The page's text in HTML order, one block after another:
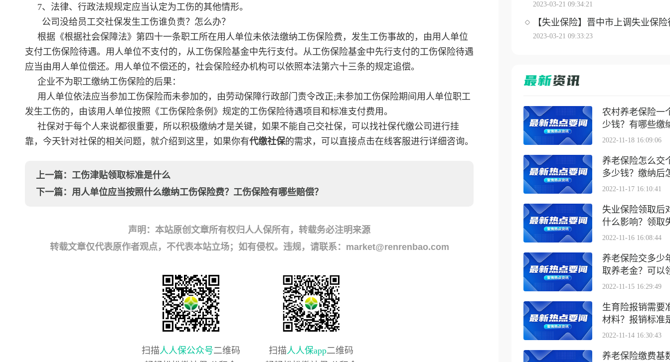
7、法律、行政法规规定应当认定为工伤的其他情形。
公司没给员工交社保发生工伤谁负责？怎么办？
根据《根据社会保障法》第四十一条职工所在用人单位未依法缴纳工伤保险费，发生工伤事故的，由用人单位
支付工伤保险待遇。用人单位不支付的，从工伤保险基金中先行支付。从工伤保险基金中先行支付的工伤保险待遇
应当由用人单位偿还。用人单位不偿还的，社会保险经办机构可以依照本法第六十三条的规定追偿。
企业不为职工缴纳工伤保险的后果：
用人单位依法应当参加工伤保险而未参加的，由劳动保障行政部门责令改正;未参加工伤保险期间用人单位职工
发生工伤的，由该用人单位按照《工伤保险条例》规定的工伤保险待遇项目和标准支付费用。
社保对于每个人来说都很重要，所以积极缴纳才是关键，如果不能自己交社保，可以找社保代缴公司进行挂
靠，今天针对社保的相关问题，就介绍到这里，如果你有代缴社保的需求，可以直接点击在线客服进行详细咨询。
上一篇： 工伤津贴领取标准是什么
下一篇： 用人单位应当按照什么缴纳工伤保险费？工伤保险有哪些赔偿？
声明：本站原创文章所有权归人人保所有，转载务必注明来源
转载文章仅代表原作者观点，不代表本站立场；如有侵权。违规，请联系：market@renrenbao.com
扫描人人保公众号二维码
扫描人人保app二维码
2023-03-21 09:34:21
【失业保险】晋中市上调失业保
2023-03-21 09:33:23
农村养老保险一
少钱？有哪些缴
2022-11-18 16:09:06
养老保险怎么交
多少钱？缴纳后
2022-11-17 16:10:41
失业保险领取后
什么影响？领取
2022-11-16 16:08:44
养老保险交多少
取养老金？可以
2022-11-15 16:29:49
生育险报销需要
材料？报销标准
2022-11-14 16:30:43
养老保险缴费基